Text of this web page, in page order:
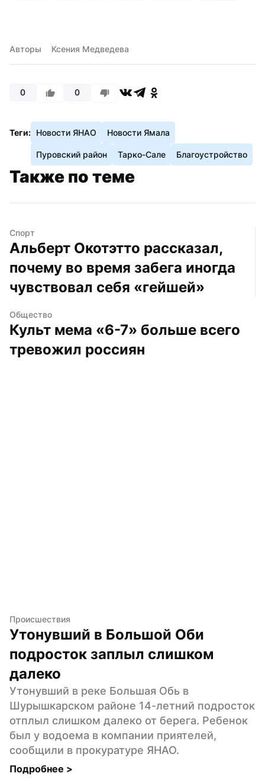
Авторы Ксения Медведева
0 0
Теги: Новости ЯНАО Новости Ямала
Пуровский район Тарко-Сале Благоустройство
Также по теме
Спорт
Альберт Окотэтто рассказал,
почему во время забега иногда
чувствовал себя «гейшей»
Общество
Культ мема «6-7» больше всего
тревожил россиян
Происшествия
Утонувший в Большой Оби
подросток заплыл слишком
далеко
Утонувший в реке Большая Обь в
Шурышкарском районе 14-летний подросток
отплыл слишком далеко от берега. Ребенок
был у водоема в компании приятелей,
сообщили в прокуратуре ЯНАО.
Подробнее >